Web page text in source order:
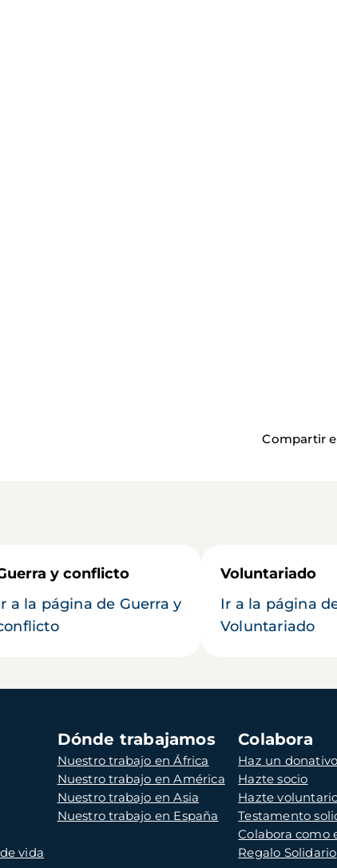
Compartir
y conflicto
a la página de Guerra y
Voluntariado
Ir a la página
Voluntariado
vida
Dónde trabajamos
Nuestro trabajo en África
Nuestro trabajo en América
Nuestro trabajo en Asia
Nuestro trabajo en España
Colabora
Haz un donativo
Hazte socio
Hazte
Testamento
Colabora como
Regalo Solidario